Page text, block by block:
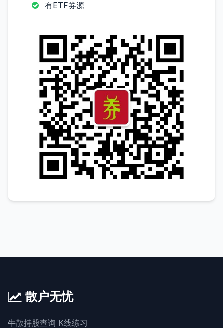
有ETF券源
散户无忧
牛散持股查询 K线练习